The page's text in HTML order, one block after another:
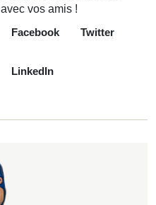
avec vos amis !
Facebook
Twitter
LinkedIn